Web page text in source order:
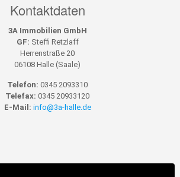
Kontaktdaten
3A Immobilien GmbH
GF: Steffi Retzlaff
Herrenstraße 20
06108 Halle (Saale)
Telefon: 0345 2093310
Telefax: 0345 20933120
E-Mail: info@3a-halle.de